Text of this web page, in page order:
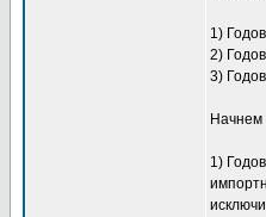
1)
2)
3)
Начнем
1)